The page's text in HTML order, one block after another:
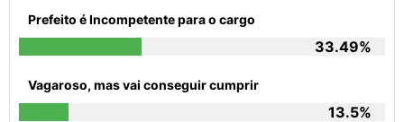
Prefeito é Incompetente para o cargo
33.49%
Vagaroso, mas vai conseguir cumprir
13.5%